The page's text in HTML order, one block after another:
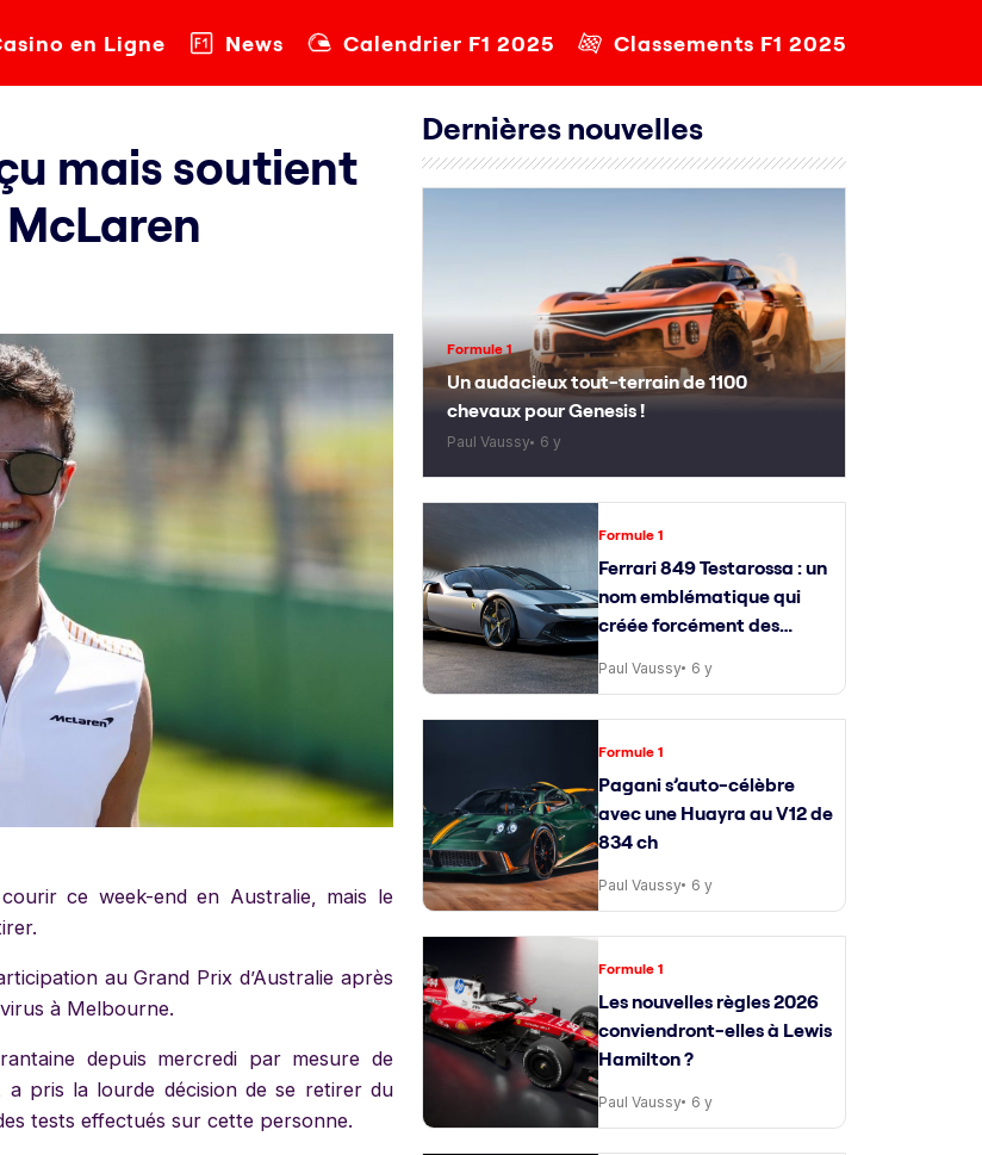
en Ligne News Calendrier F1 2025 Classements F1 2025
mais soutient
ce week-end en Australie, mais le
au Grand Prix d’Australie après
à Melbourne.
depuis mercredi par mesure de
pris la lourde décision de se retirer du
tests effectués sur cette personne.
Dernières nouvelles
Formule 1
Un audacieux tout-terrain de 1100
chevaux pour Genesis !
Paul Vaussy 6 y
Formule 1
Ferrari 849 Testarossa : un
nom emblématique qui
créée forcément des
attentes
Paul Vaussy 6 y
Formule 1
Pagani s’auto-célèbre
avec une Huayra au V12 de
834 ch
Paul Vaussy 6 y
Formule 1
Les nouvelles règles 2026
conviendront-elles à Lewis
Hamilton ?
Paul Vaussy 6 y